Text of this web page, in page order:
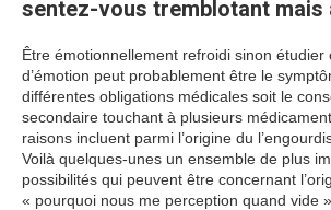
sentez-vous tremblotant mais
Être émotionnellement refroidi sinon étudier
d’émotion peut probablement être le
différentes obligations médicales soit le
secondaire touchant à plusieurs
raisons incluent parmi l’origine du
Voilà quelques-unes un ensemble de plus
possibilités qui peuvent être concernant
« pourquoi nous me perception quand vide ».